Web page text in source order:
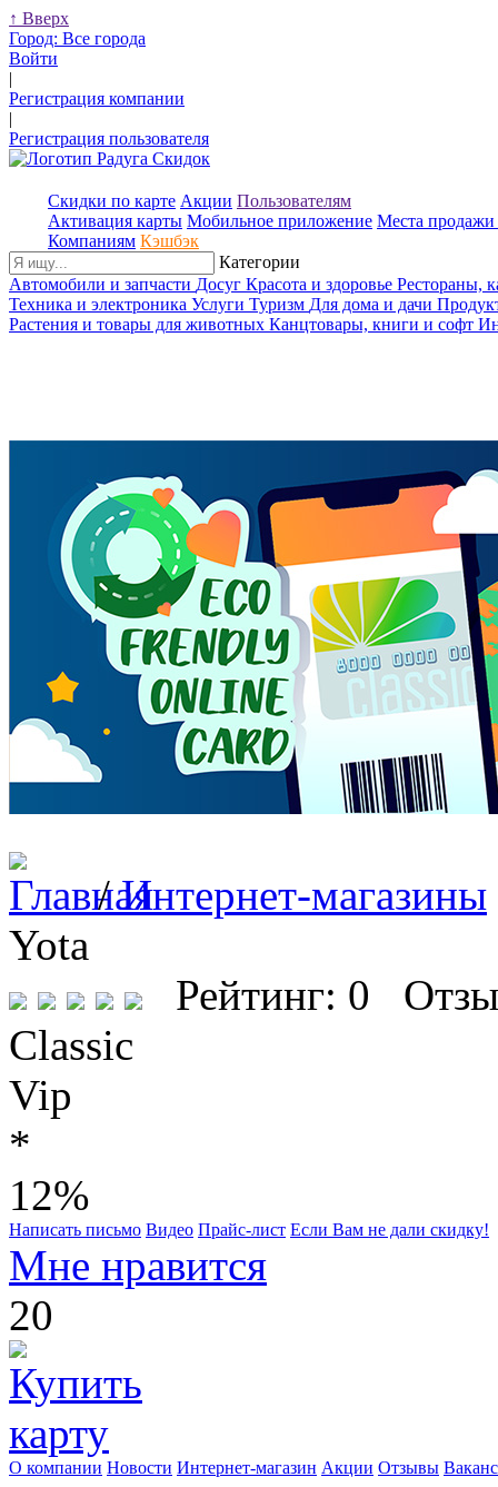
↑ Вверх
Город: Все города
Войти
|
Регистрация компании
|
Регистрация пользователя
Скидки по карте Акции Пользователям
Активация карты Мобильное приложение Места продажи
Компаниям Кэшбэк
Категории
Автомобили и запчасти Досуг Красота и здоровье Рестораны,
Техника и электроника Услуги Туризм Для дома и дачи
Растения и товары для животных Канцтовары, книги и софт
/Интернет-магазины
Yota
Рейтинг: 0
Classic
Vip
*
12%
Написать письмо Видео Прайс-лист Если Вам не дали скидку!
Мне нравится
20
О компании Новости Интернет-магазин Акции Отзывы